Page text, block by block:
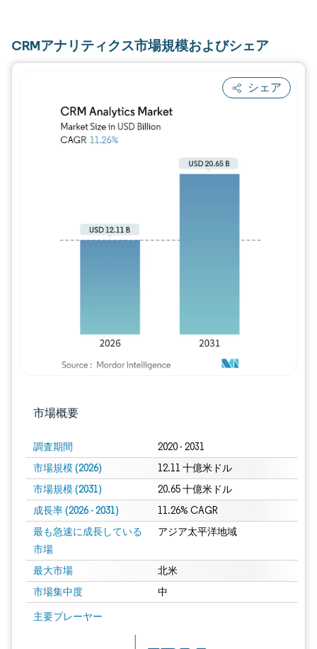
CRMアナリティクス市場規模およびシェア
シェア
市場概要
調査期間 2020 - 2031
市場規模 (2026) 12.11 十億米ドル
市場規模 (2031) 20.65 十億米ドル
成長率 (2026 - 2031) 11.26% CAGR
最も急速に成長している
市場
アジア太平洋地域
最大市場 北米
市場集中度 中
主要プレーヤー
画像 © Mordor Intelligence。再利用にはCC BY 4.0の表示が必要です。